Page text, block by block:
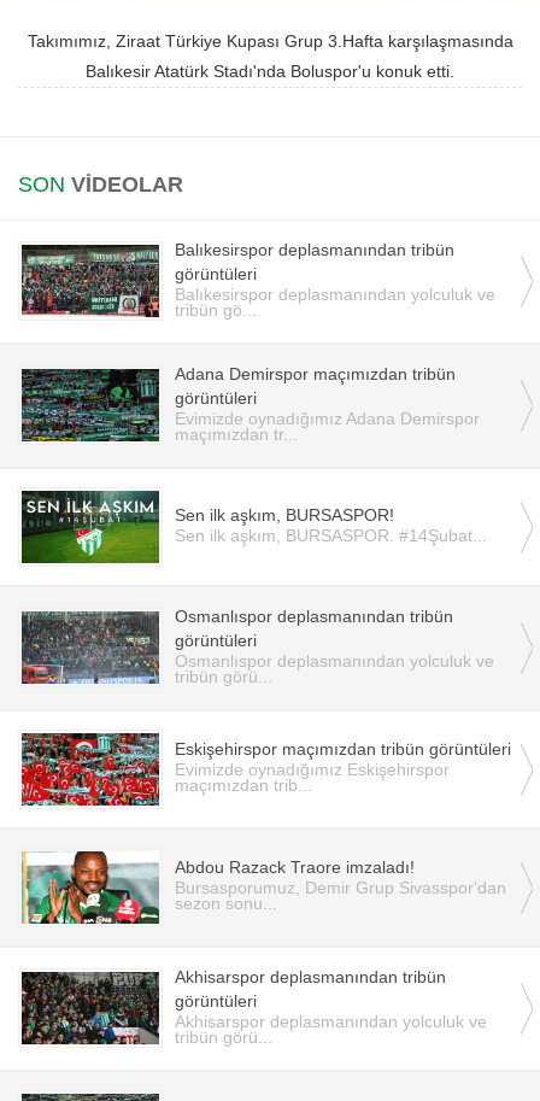
Instagram
iOS
Takımımız, Ziraat Türkiye Kupası Grup 3.Hafta karşılaşmasında
Balıkesir Atatürk Stadı'nda Boluspor'u konuk etti.
SON VİDEOLAR
Balıkesirspor deplasmanından tribün
görüntüleri
Balıkesirspor deplasmanından yolculuk ve
tribün gö...
Adana Demirspor maçımızdan tribün
görüntüleri
Evimizde oynadığımız Adana Demirspor
maçımızdan tr...
Sen ilk aşkım, BURSASPOR!
Sen ilk aşkım, BURSASPOR. #14Şubat...
Osmanlıspor deplasmanından tribün
görüntüleri
Osmanlıspor deplasmanından yolculuk ve
tribün görü...
Eskişehirspor maçımızdan tribün görüntüleri
Evimizde oynadığımız Eskişehirspor
maçımızdan trib...
Abdou Razack Traore imzaladı!
Bursasporumuz, Demir Grup Sivasspor'dan
sezon sonu...
Akhisarspor deplasmanından tribün
görüntüleri
Akhisarspor deplasmanından yolculuk ve
tribün görü...